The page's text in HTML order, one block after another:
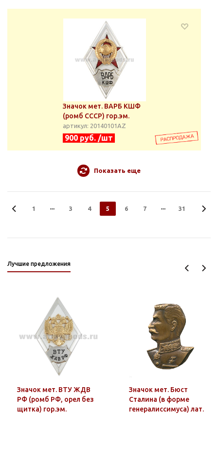
Значок мет. ВАРБ КШФ
(ромб СССР) гор.эм.
артикул: 20140101АZ
900 руб. /шт
Показать еще
1 3 4 5 6 7 31
Лучшие предложения
Значок мет. ВТУ ЖДВ
РФ (ромб РФ, орел без
щитка) гор.эм.
Значок мет. Бюст
Сталина (в форме
генералиссимуса) лат.